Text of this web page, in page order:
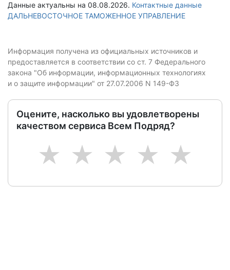
Данные актуальны на 08.08.2026. Контактные данные
ДАЛЬНЕВОСТОЧНОЕ ТАМОЖЕННОЕ УПРАВЛЕНИЕ
Информация получена из официальных источников и
предоставляется в соответствии со ст. 7 Федерального
закона "Об информации, информационных технологиях
и о защите информации" от 27.07.2006 N 149-ФЗ
Оцените, насколько вы удовлетворены
качеством сервиса Всем Подряд?
5
4
3
2
1